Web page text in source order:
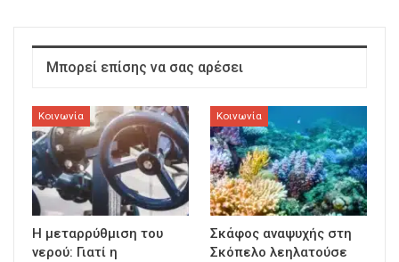
Μπορεί επίσης να σας αρέσει
Κοινωνία
Η μεταρρύθμιση του
νερού: Γιατί η
Κοινωνία
Σκάφος αναψυχής στη
Σκόπελο λεηλατούσε